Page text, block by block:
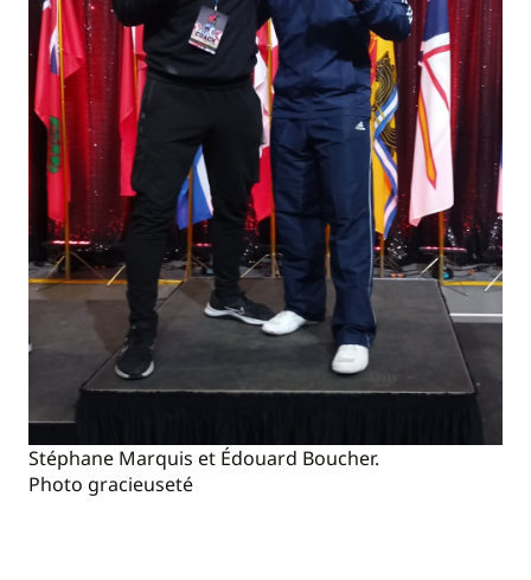
Stéphane Marquis et Édouard Boucher.
Photo gracieuseté